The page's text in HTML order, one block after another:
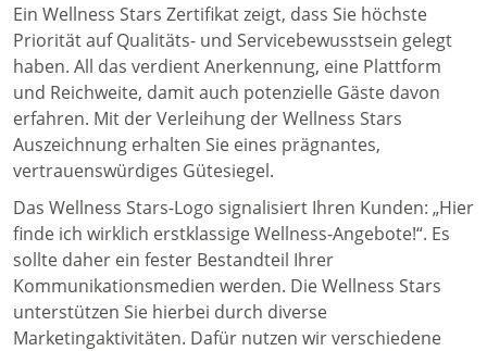
Ein Wellness Stars Zertifikat zeigt, dass Sie höchste
Priorität auf Qualitäts- und Servicebewusstsein gelegt
haben. All das verdient Anerkennung, eine Plattform
und Reichweite, damit auch potenzielle Gäste davon
erfahren. Mit der Verleihung der Wellness Stars
Auszeichnung erhalten Sie eines prägnantes,
vertrauenswürdiges Gütesiegel.
Das Wellness Stars-Logo signalisiert Ihren Kunden: „Hier
finde ich wirklich erstklassige Wellness-Angebote!“. Es
sollte daher ein fester Bestandteil Ihrer
Kommunikationsmedien werden. Die Wellness Stars
unterstützen Sie hierbei durch diverse
Marketingaktivitäten. Dafür nutzen wir verschiedene